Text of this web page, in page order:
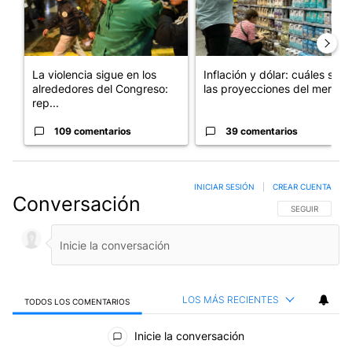
La violencia sigue en los
alrededores del Congreso:
rep...
109 comentarios
Inflación y dólar: cuáles son
las proyecciones del merc...
39 comentarios
Conversación SIGA ESTA
SEGUIR
INICIAR SESIÓN CREAR CUENTA
TODOS LOS COMENTARIOS LOS MÁS RECIENTES
Todos los comentarios
Inicie la conversación